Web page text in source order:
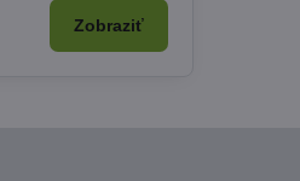
Zobraziť